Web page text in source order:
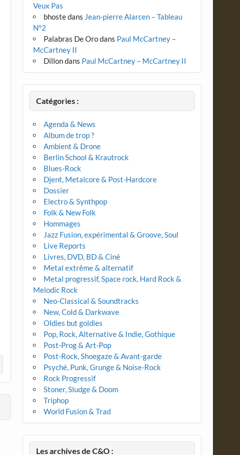
Veux Pas
bhostedans Jean-pierre Alarcen – Tableau
N°2
Palabras De Orodans Paul McCartney –
McCartney II
Dillondans Paul McCartney – McCartney II
Catégories :
Agenda & News
Album de trop ?
Ambient & Drone
Berlin School & Krautrock
Blues-Rock
Djent, Metalcore & Post-Hardcore
Dossier
Electro & Synthpop
Folk & New Folk
Hommages
Jazz Fusion, expérimental & Groove, Soul
Live Reports
Livres, DVD, BD & Ciné
Metal extrême & alternatif
Metal progressif, Space rock, Hard Rock &
Melodic Rock
Neo-Classical & Soundtracks
New, Cold & Darkwave
Oldies but goldies
Pop, Rock, Alternative & Indie, Gothique
Post-Prog & Art-Pop
Post-Rock, Shoegaze & Avant-garde
Psyché, Punk, Grunge & Noise-Rock
Rock Progressif
Stoner, Sludge & Doom
Triphop
World Fusion & Trad
Les archives de C&O :